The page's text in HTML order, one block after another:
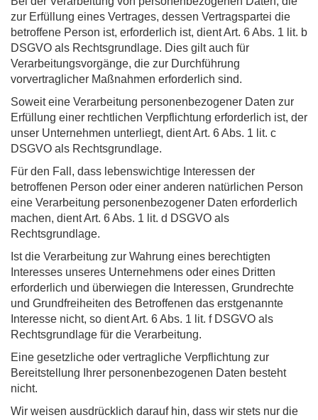
zur Erfüllung eines Vertrages, dessen Vertragspartei die
betroffene Person ist, erforderlich ist, dient Art. 6 Abs. 1 lit. b
DSGVO als Rechtsgrundlage. Dies gilt auch für
Verarbeitungsvorgänge, die zur Durchführung
vorvertraglicher Maßnahmen erforderlich sind.
Soweit eine Verarbeitung personenbezogener Daten zur
Erfüllung einer rechtlichen Verpflichtung erforderlich ist, der
unser Unternehmen unterliegt, dient Art. 6 Abs. 1 lit. c
DSGVO als Rechtsgrundlage.
Für den Fall, dass lebenswichtige Interessen der
betroffenen Person oder einer anderen natürlichen Person
eine Verarbeitung personenbezogener Daten erforderlich
machen, dient Art. 6 Abs. 1 lit. d DSGVO als
Rechtsgrundlage.
Ist die Verarbeitung zur Wahrung eines berechtigten
Interesses unseres Unternehmens oder eines Dritten
erforderlich und überwiegen die Interessen, Grundrechte
und Grundfreiheiten des Betroffenen das erstgenannte
Interesse nicht, so dient Art. 6 Abs. 1 lit. f DSGVO als
Rechtsgrundlage für die Verarbeitung.
Eine gesetzliche oder vertragliche Verpflichtung zur
Bereitstellung Ihrer personenbezogenen Daten besteht
nicht.
Wir weisen ausdrücklich darauf hin, dass wir stets nur die